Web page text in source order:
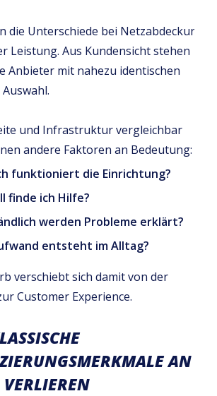
die Unterschiede bei Netzabdeckung
Leistung. Aus Kundensicht stehen
Anbieter mit nahezu identischen
und Infrastruktur vergleichbar
andere Faktoren an Bedeutung:
funktioniert die Einrichtung?
finde ich Hilfe?
werden Probleme erklärt?
entsteht im Alltag?
verschiebt sich damit von der
Customer Experience.
AN